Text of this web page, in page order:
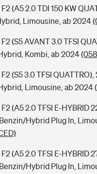
(A5 2.0 TDI 150 KW
Limousine, ab 2024
(S5 AVANT 3.0 TFSI
Kombi, ab 2024
(S5 3.0 TFSI QUATTRO),
Limousine, ab 2024
(A5 2.0 TFSI E-HYBRID
Hybrid Plug In,
(A5 2.0 TFSI E-HYBRID
Hybrid Plug In,